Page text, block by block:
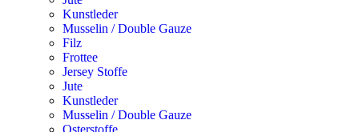
Kunstleder
Musselin / Double Gauze
Filz
Frottee
Jersey Stoffe
Jute
Kunstleder
Musselin / Double Gauze
Osterstoffe